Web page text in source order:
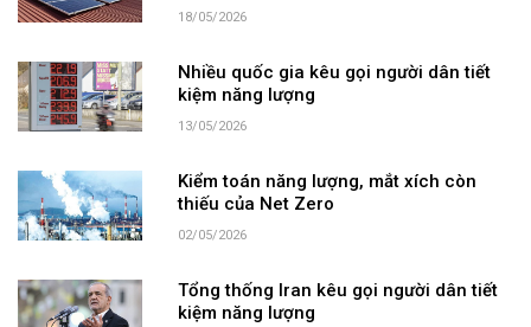
18/05/2026
Nhiều quốc gia kêu gọi người dân tiết
kiệm năng lượng
13/05/2026
Kiểm toán năng lượng, mắt xích còn
thiếu của Net Zero
02/05/2026
Tổng thống Iran kêu gọi người dân tiết
kiệm năng lượng